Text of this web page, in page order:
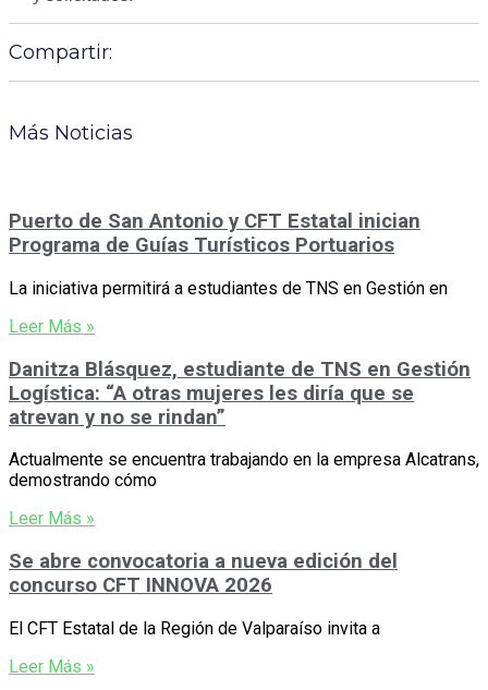
Compartir:
Más Noticias
Puerto de San Antonio y CFT Estatal inician
Programa de Guías Turísticos Portuarios
La iniciativa permitirá a estudiantes de TNS en Gestión en
Leer Más »
Danitza Blásquez, estudiante de TNS en Gestión
Logística: “A otras mujeres les diría que se
atrevan y no se rindan”
Actualmente se encuentra trabajando en la empresa Alcatrans,
demostrando cómo
Leer Más »
Se abre convocatoria a nueva edición del
concurso CFT INNOVA 2026
El CFT Estatal de la Región de Valparaíso invita a
Leer Más »